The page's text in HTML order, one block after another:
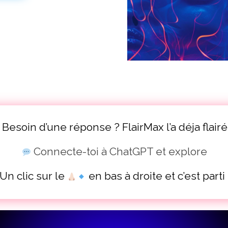
d’une réponse ? FlairMax l’a déja
Connecte-toi à ChatGPT et explore
clic sur le
en bas à droite et c’est parti